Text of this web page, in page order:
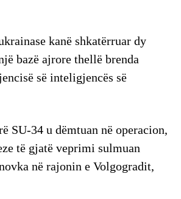
kanë shkatërruar dy
bazë ajrore thellë brenda
së inteligjencës së
SU-34 u dëmtuan në operacion,
të gjatë veprimi sulmuan
në rajonin e Volgogradit,